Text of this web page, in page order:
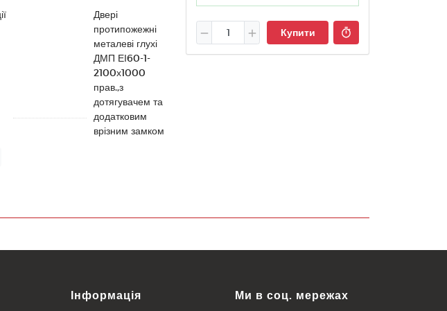
Купити
Двері
протипожежні
металеві глухі
ДМП ЕІ60-1-
2100х1000
прав.,з
дотягувачем та
додатковим
врізним замком
Інформація Ми в соц. мережах